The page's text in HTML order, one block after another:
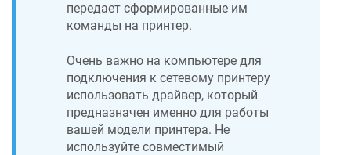
передает сформированные им
команды на принтер.
Очень важно на компьютере для
подключения к сетевому принтеру
использовать драйвер, который
предназначен именно для работы
вашей модели принтера. Не
используйте совместимый